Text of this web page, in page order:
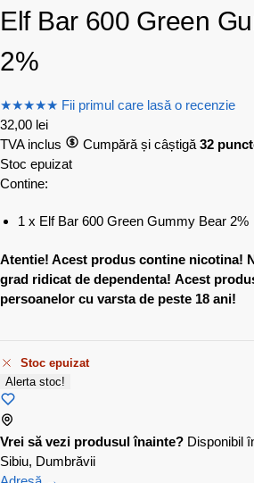
Elf Bar 600 Green
2%
★★★★★ Fii primul care lasă o recenzie
32,00 lei
TVA inclus
Cumpără și câștigă 32
Stoc epuizat
Contine:
1 x Elf Bar 600 Green Gummy Bear 2%
Atentie! Acest produs contine nicotina!
grad ridicat de dependenta! Acest
persoanelor cu varsta de peste 18 ani!
Stoc epuizat
Alerta stoc!
Vrei să vezi produsul înainte? Disponibil
Sibiu, Dumbrăvii